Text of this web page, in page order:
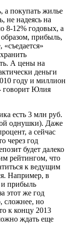
а покупать жилье
не надеясь на
8-12% годовых, а
прибыль,
А цены на
деньги
году и миллион
говорит Юлия
есть 3 млн руб.
однушки). Даже
а сейчас
через год
будет далеко
рейтингом, что
к ведущим
Например, в
и прибыль
этот же год
сложнее, но
к концу 2013
ждать еще